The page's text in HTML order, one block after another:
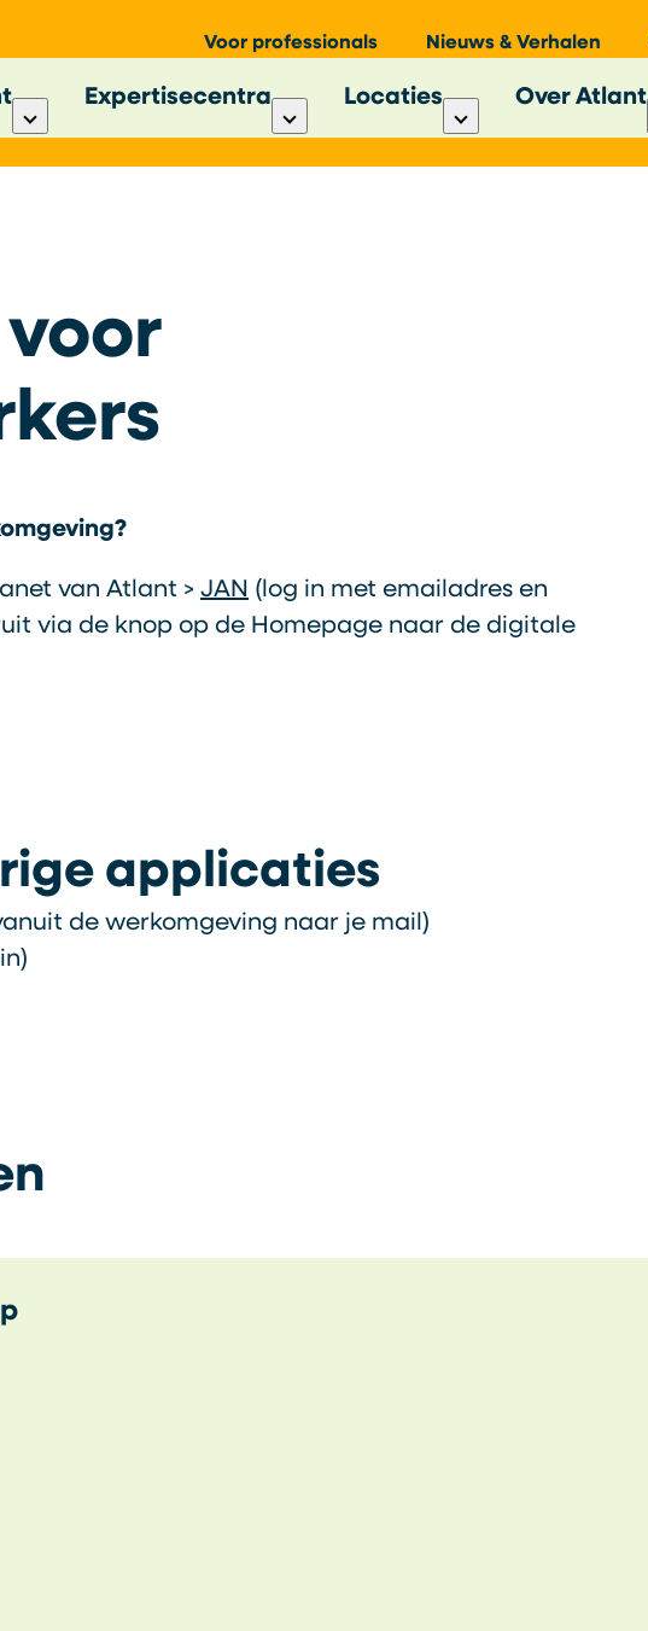
Voor professionals Nieuws & Verhalen
Expertisecentra Locaties Over Atlant
van Atlant > JAN (log in met emailadres en
via de knop op de Homepage naar de digitale
applicaties
de werkomgeving naar je mail)